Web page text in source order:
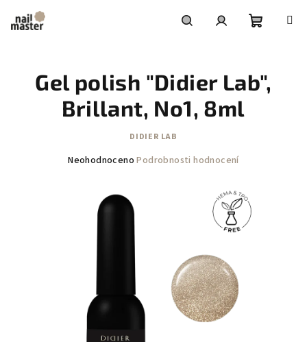
obsah
košík
Gel polish "Didier Lab",
Brillant, No1, 8ml
DIDIER LAB
Průměrné
hvězdiček.
Neohodnoceno Podrobnosti hodnocení